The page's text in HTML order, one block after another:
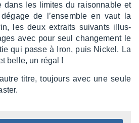
dans les limites du raison­nable et
de l’en­semble en vaut la
les deux extraits suivants illus­
avec pour seul chan­ge­ment le
qui passe à Iron, puis Nickel. La
belle, un régal !
titre, toujours avec une seule